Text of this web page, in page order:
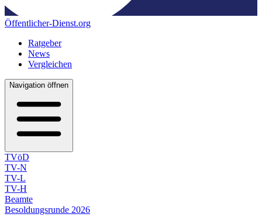
Öffentlicher-Dienst.org
Ratgeber
News
Vergleichen
Navigation öffnen
TVöD
TV-N
TV-L
TV-H
Beamte
Besoldungsrunde 2026